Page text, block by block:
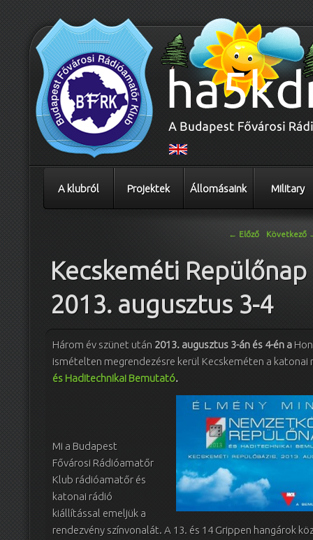
A klubról Projektek Állomásaink Military
← Előző Következő
Kecskeméti Repülőnap
2013. augusztus 3-4
Három év szünet után 2013. augusztus 3-án és 4-én a
ismételten megrendezésre kerül Kecskeméten a
és Haditechnikai Bemutató.
Mi a Budapest
Fővárosi Rádióamatőr
Klub rádióamatőr és
katonai rádió
kiállítással emeljük a
rendezvény színvonalát. A 13. és 14 Grippen hangárok